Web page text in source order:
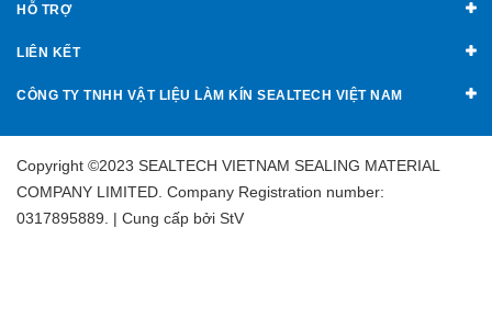
HỖ TRỢ
LIÊN KẾT
CÔNG TY TNHH VẬT LIỆU LÀM KÍN SEALTECH VIỆT NAM
Copyright ©2023 SEALTECH VIETNAM SEALING MATERIAL
COMPANY LIMITED. Company Registration number:
0317895889. | Cung cấp bởi StV